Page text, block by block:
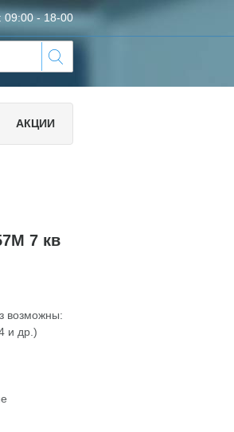
09:00 - 18-00
АКЦИИ
7 кв
возможны:
и др.)